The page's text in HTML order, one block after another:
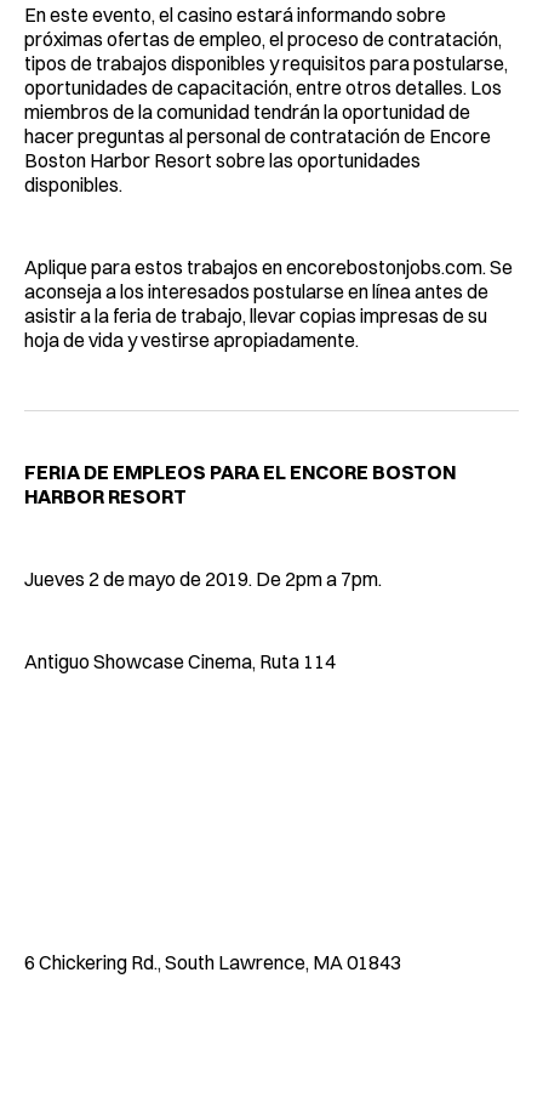
En este evento, el casino estará informando sobre
próximas ofertas de empleo, el proceso de contratación,
tipos de trabajos disponibles y requisitos para postularse,
oportunidades de capacitación, entre otros detalles. Los
miembros de la comunidad tendrán la oportunidad de
hacer preguntas al personal de contratación de Encore
Boston Harbor Resort sobre las oportunidades
disponibles.
Aplique para estos trabajos en encorebostonjobs.com. Se
aconseja a los interesados postularse en línea antes de
asistir a la feria de trabajo, llevar copias impresas de su
hoja de vida y vestirse apropiadamente.
FERIA DE EMPLEOS PARA EL ENCORE BOSTON
HARBOR RESORT
Jueves 2 de mayo de 2019. De 2pm a 7pm.
Antiguo Showcase Cinema, Ruta 114
6 Chickering Rd., South Lawrence, MA 01843